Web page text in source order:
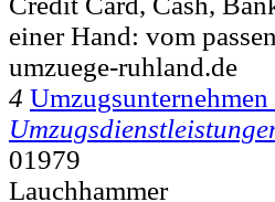
einer Hand: vom
umzuege-ruhland.de
4
01979
Lauchhammer